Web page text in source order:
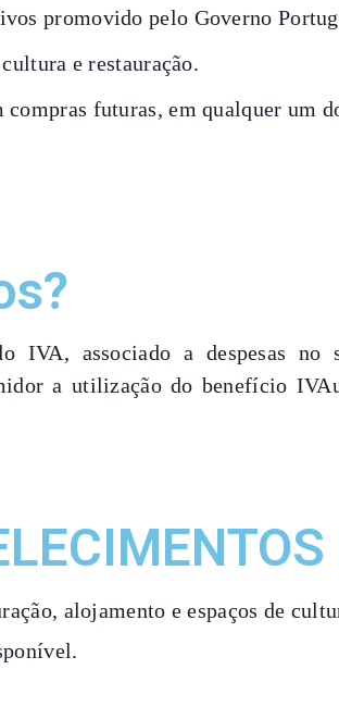
promovido pelo Governo
e restauração.
futuras, em qualquer um
IVA, associado a despesas no
a utilização do benefício
alojamento e espaços de